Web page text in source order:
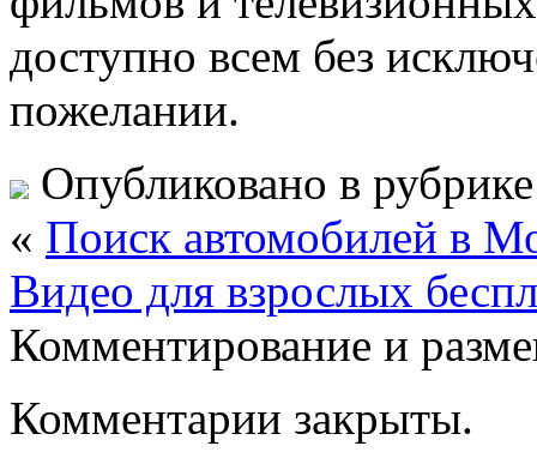
доступно всем без
пожелании.
Опубликовано в
« Поиск автомобилей в
Видео для взрослых
Комментирование и
Комментарии закрыты.